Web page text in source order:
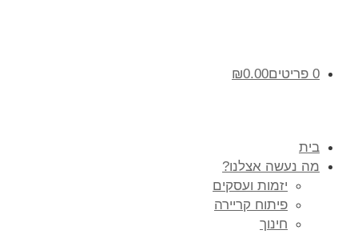
0 פריטים ₪0.00
בית
מה נעשה אצלנו?
יזמות ועסקים
פיתוח קריירה
חינוך